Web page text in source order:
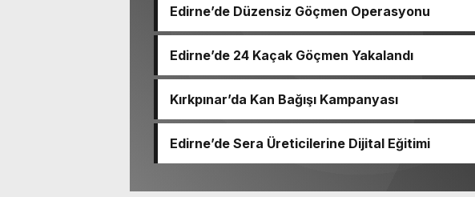
Edirne’de Düzensiz Göçmen Operasyonu
Edirne’de 24 Kaçak Göçmen Yakalandı
Kırkpınar’da Kan Bağışı Kampanyası
Edirne’de Sera Üreticilerine Dijital Eğitimi